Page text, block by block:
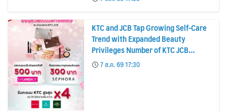
KTC and JCB Tap Growing Self-Care
Trend with Expanded Beauty
Privileges Number of KTC JCB
Cardmembers Spending on
Cosmetics Rises 26%
7 ส.ค. 69 17:30